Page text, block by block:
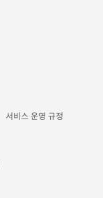
서비스 운영 규정